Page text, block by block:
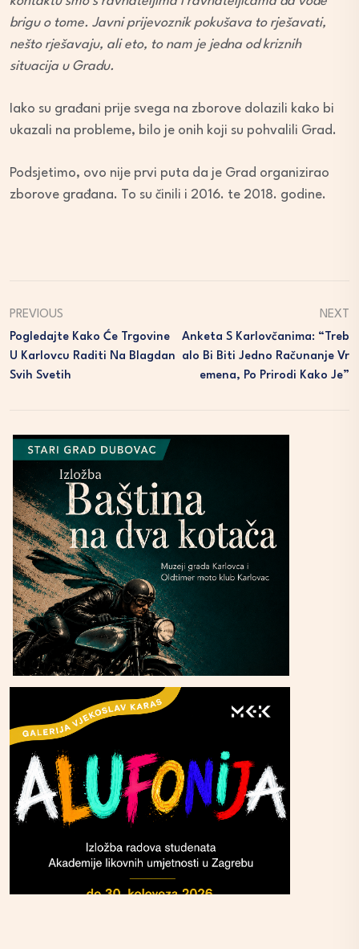
brigu o tome. Javni prijevoznik pokušava to rješavati,
nešto rješavaju, ali eto, to nam je jedna od kriznih
situacija u Gradu.
Iako su građani prije svega na zborove dolazili kako bi
ukazali na probleme, bilo je onih koji su pohvalili Grad.
Podsjetimo, ovo nije prvi puta da je Grad organizirao
zborove građana. To su činili i 2016. te 2018. godine.
PREVIOUS
Pogledajte Kako Će Trgovine
U Karlovcu Raditi Na Blagdan
Svih Svetih
NEXT
Anketa S Karlovčanima: “Treb
Alo Bi Biti Jedno Računanje Vr
Emena, Po Prirodi Kako Je”